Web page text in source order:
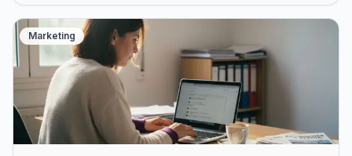
Marketing